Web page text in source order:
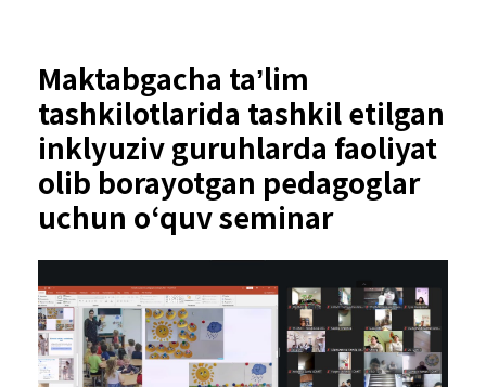
Maktabgacha taʼlim
tashkilotlarida tashkil etilgan
inklyuziv guruhlarda faoliyat
olib borayotgan pedagoglar
uchun oʻquv seminar